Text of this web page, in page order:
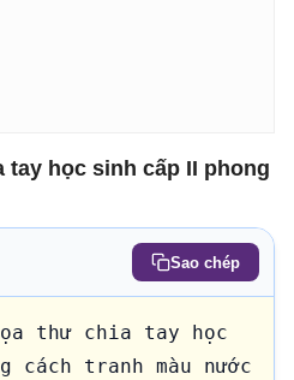
tay học sinh cấp II phong
Sao chép
thư chia tay học
cách tranh màu nước